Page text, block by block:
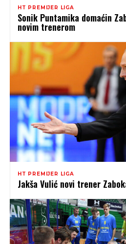
HT PREMIJER LIGA
Sonik Puntamika domaćin
novim trenerom
HT PREMIJER LIGA
Jakša Vulić novi trener